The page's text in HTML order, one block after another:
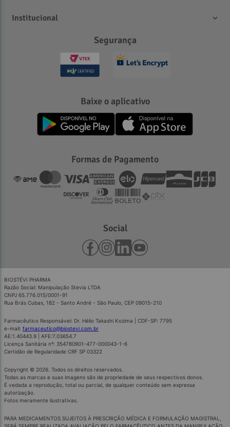
Referências Bibliogáficas
Institucional
Segurança
Baixe o aplicativo
Formas de Pagamento
Social
BIOSTÉVI PHARMA
Razão Social: Manipulação Stevia LTDA
CNPJ 65.776.015/0001-91
Rua Brás Cubas, 182 - Santo André - São Paulo, CEP 09015-210
Farmacêutico Responsável: Dr. Hélio Takashi Kozima | CDF-SP: 7795
e-mail: farmaceutico@biostevi.com.br
AE:1.40443.9 | AFE:7.03654.7
Licença Sanitária nº: 354780901-477-000043-1-6
Certidão de Regularidade CRF SP 03322
Copyright © 2026. Todos os direitos reservados.
Todas as marcas e suas imagens são de propriedade de seus respectivos donos.
É vedada a reprodução, total ou parcial, de qualquer conteúdo sem expressa
autorização.
Fotos meramente ilustrativas.
PARA MEDICAMENTOS SUJEITOS À PRESCRIÇÃO MÉDICA E FORMULAÇÃO MAGISTRAL,